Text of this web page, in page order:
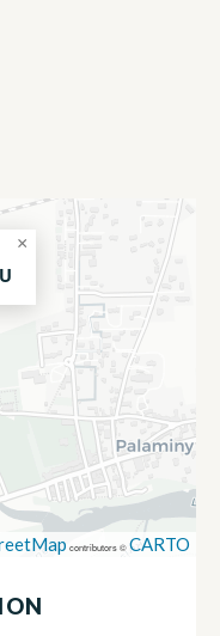
×
contributors ©CARTO